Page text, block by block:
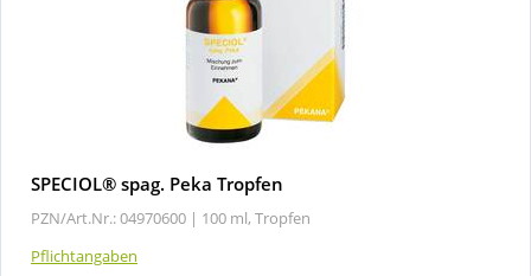
SPECIOL® spag. Peka Tropfen
PZN/Art.Nr.: 04970600 | 100 ml, Tropfen
Pflichtangaben